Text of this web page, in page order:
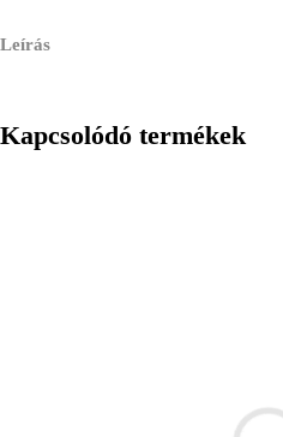
Leírás
Kapcsolódó termékek